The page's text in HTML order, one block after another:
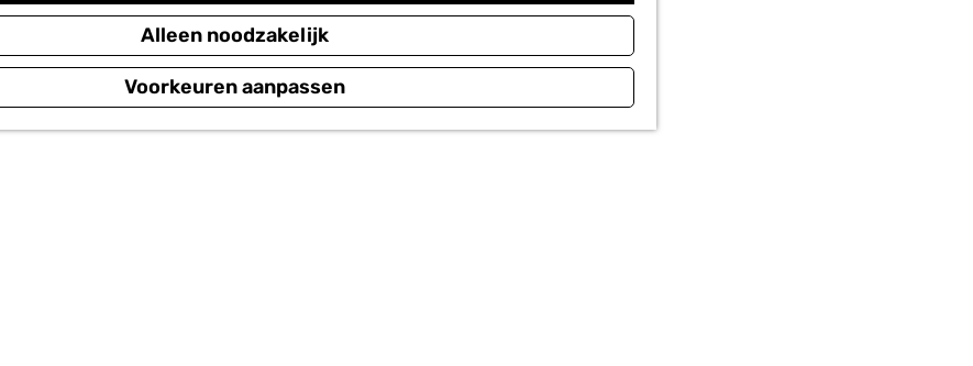
Alleen noodzakelijk
Voorkeuren aanpassen